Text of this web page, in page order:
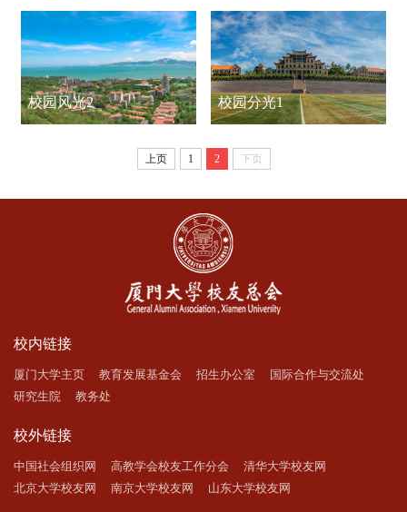
校园风光2 校园分光1
上页 1 2 下页
校内链接
厦门大学主页 教育发展基金会 招生办公室
国际合作与交流处
研究生院
教务处
校外链接
中国社会组织网 高教学会校友工作分会
清华大学校友网
北京大学校友网
南京大学校友网 山东大学校友网